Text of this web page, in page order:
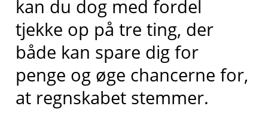
kan du dog med fordel
tjekke op på tre ting, der
både kan spare dig for
penge og øge chancerne for,
at regnskabet stemmer.